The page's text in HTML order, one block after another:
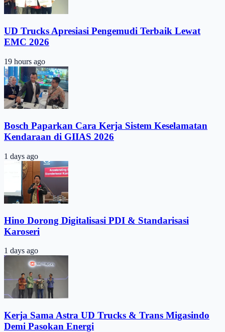
UD Trucks Apresiasi Pengemudi Terbaik Lewat
EMC 2026
19 hours ago
Bosch Paparkan Cara Kerja Sistem Keselamatan
Kendaraan di GIIAS 2026
1 days ago
Hino Dorong Digitalisasi PDI & Standarisasi
Karoseri
1 days ago
Kerja Sama Astra UD Trucks & Trans Migasindo
Demi Pasokan Energi